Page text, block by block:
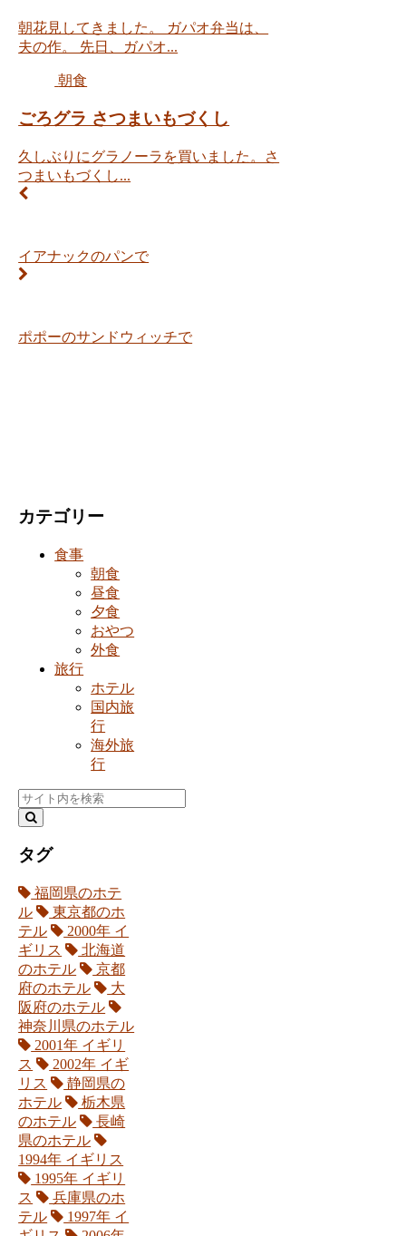
朝花見してきました。 ガパオ弁当は、
夫の作。 先日、ガパオ...
朝食
ごろグラ さつまいもづくし
久しぶりにグラノーラを買いました。さ
つまいもづくし...
イアナックのパンで
ポポーのサンドウィッチで
カテゴリー
食事
朝食
昼食
夕食
おやつ
外食
旅行
ホテル
国内旅
行
海外旅
行
タグ
福岡県のホテ
ル
東京都のホ
テル
2000年 イ
ギリス
北海道
のホテル
京都
府のホテル
大
阪府のホテル
神奈川県のホテル
2001年 イギリ
ス
2002年 イギ
リス
静岡県の
ホテル
栃木県
のホテル
長崎
県のホテル
1994年 イギリス
1995年 イギリ
ス
兵庫県のホ
テル
1997年 イ